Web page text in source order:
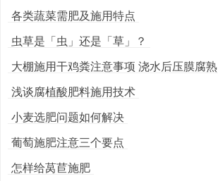
各类蔬菜需肥及施用特点
虫草是「虫」还是「草」？
大棚施用干鸡粪注意事项 浇水后压膜腐熟
浅谈腐植酸肥料施用技术
小麦选肥问题如何解决
葡萄施肥注意三个要点
怎样给莴苣施肥